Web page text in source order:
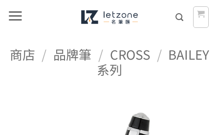
商店 / 品牌筆 / CROSS / BAILEY
系列